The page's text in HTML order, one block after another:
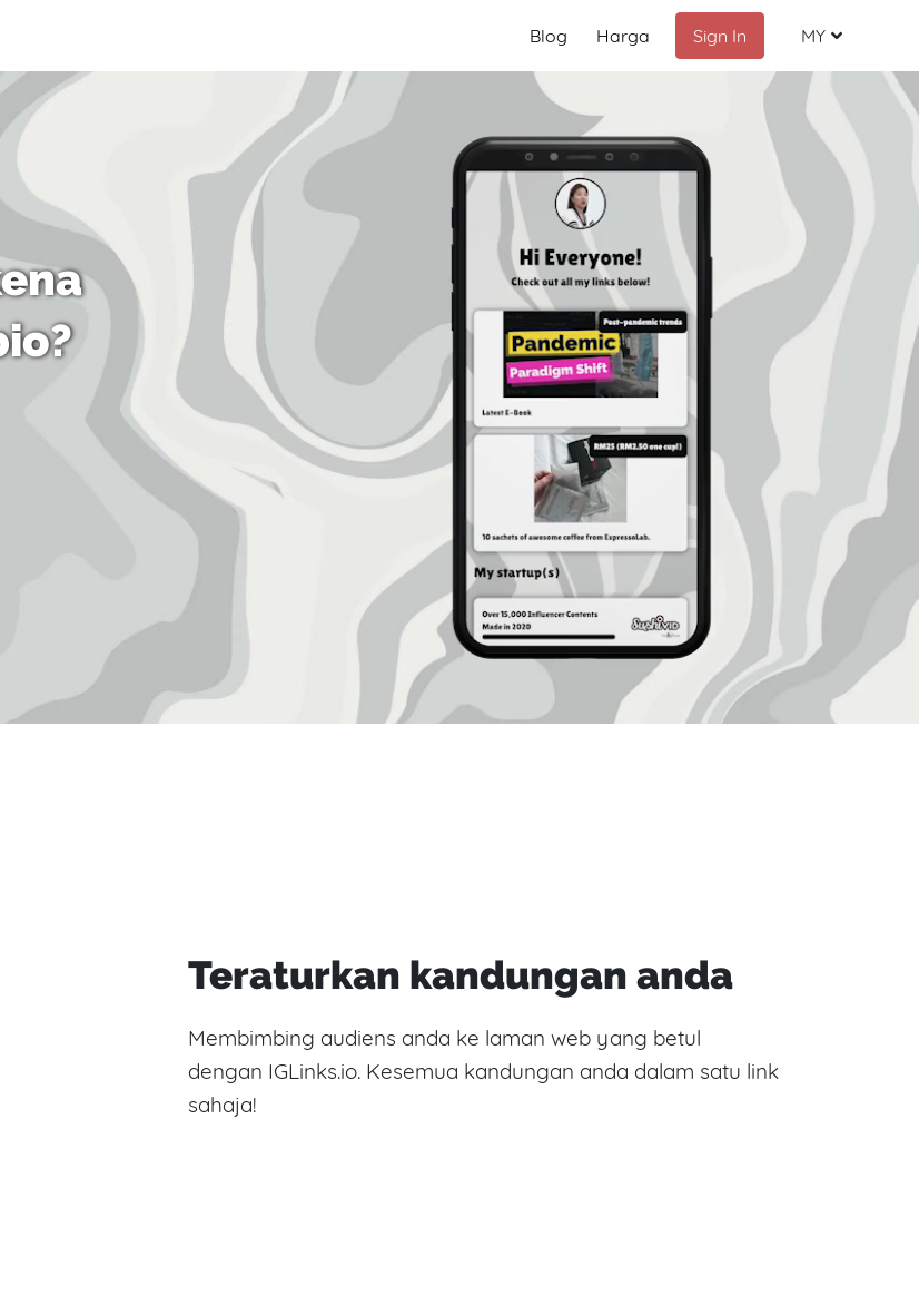
Blog Harga Sign In MY
Malay
English
Chinese
Indonesia
Russian
Teraturkan kandungan anda
Membimbing audiens anda ke laman web yang betul
dengan IGLinks.io. Kesemua kandungan anda dalam satu link
sahaja!